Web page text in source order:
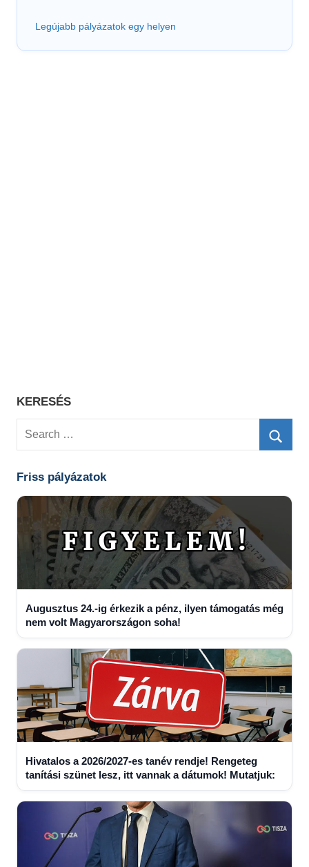
Legújabb pályázatok egy helyen
KERESÉS
Search
Friss pályázatok
Augusztus 24.-ig érkezik a pénz, ilyen támogatás még
nem volt Magyarországon soha!
Hivatalos a 2026/2027-es tanév rendje! Rengeteg
tanítási szünet lesz, itt vannak a dátumok! Mutatjuk: